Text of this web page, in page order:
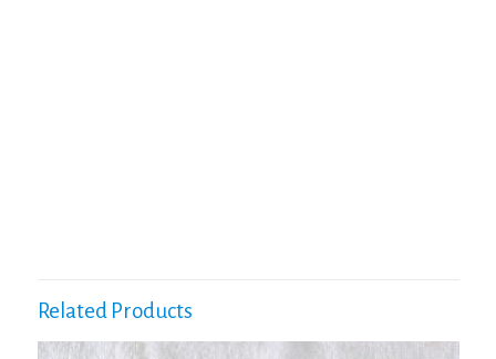
Related Products